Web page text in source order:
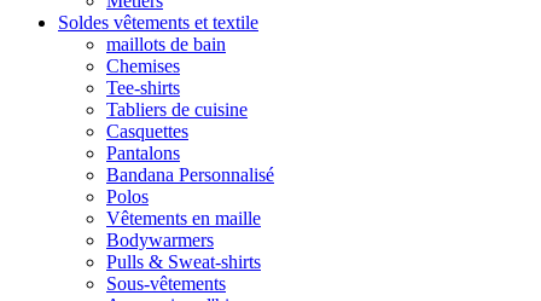
Soldes vêtements et textile
maillots de bain
Chemises
Tee-shirts
Tabliers de cuisine
Casquettes
Pantalons
Bandana Personnalisé
Polos
Vêtements en maille
Bodywarmers
Pulls & Sweat-shirts
Sous-vêtements